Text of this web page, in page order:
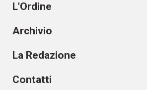
L'Ordine
Archivio
La Redazione
Contatti